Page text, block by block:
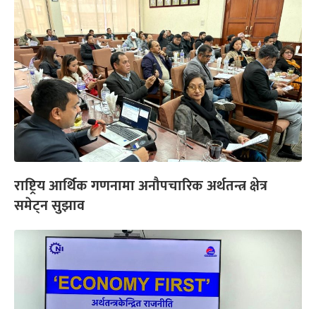
राष्ट्रिय आर्थिक गणनामा अनौपचारिक अर्थतन्त्र क्षेत्र
समेट्न सुझाव